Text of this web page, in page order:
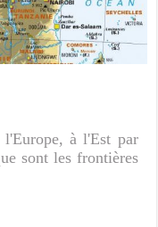
à l'Est par
sont les frontières